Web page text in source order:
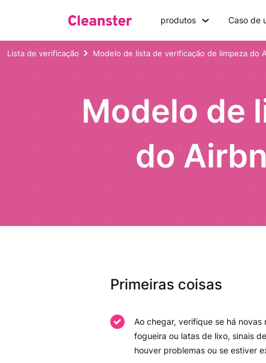
produtos Caso de
Lista de verificação Modelo de lista de verificação de limpeza do
Modelo de
do
Primeiras coisas
Ao chegar, verifique se há
fogueira ou latas de lixo, sinais
houver problemas ou se estiver